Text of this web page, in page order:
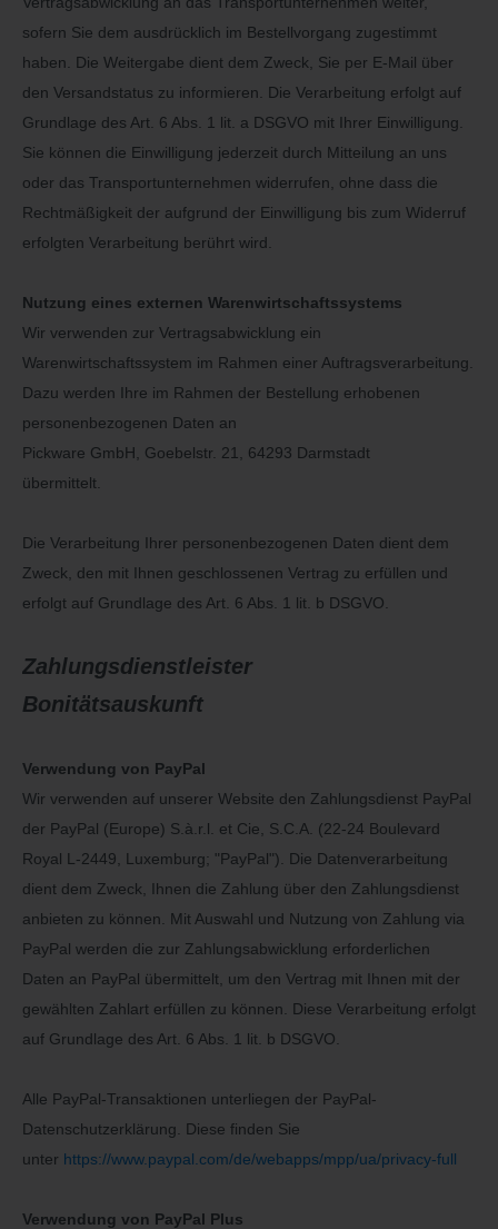
sofern Sie dem ausdrücklich im Bestellvorgang zugestimmt
haben. Die Weitergabe dient dem Zweck, Sie per E-Mail über
den Versandstatus zu informieren. Die Verarbeitung erfolgt auf
Grundlage des Art. 6 Abs. 1 lit. a DSGVO mit Ihrer Einwilligung.
Sie können die Einwilligung jederzeit durch Mitteilung an uns
oder das Transportunternehmen widerrufen, ohne dass die
Rechtmäßigkeit der aufgrund der Einwilligung bis zum Widerruf
erfolgten Verarbeitung berührt wird.
Nutzung eines externen Warenwirtschaftssystems
Wir verwenden zur Vertragsabwicklung ein
Warenwirtschaftssystem im Rahmen einer Auftragsverarbeitung.
Dazu werden Ihre im Rahmen der Bestellung erhobenen
personenbezogenen Daten an
Pickware GmbH, Goebelstr. 21, 64293 Darmstadt
übermittelt.
Die Verarbeitung Ihrer personenbezogenen Daten dient dem
Zweck, den mit Ihnen geschlossenen Vertrag zu erfüllen und
erfolgt auf Grundlage des Art. 6 Abs. 1 lit. b DSGVO.
Zahlungsdienstleister
Bonitätsauskunft
Verwendung von PayPal
Wir verwenden auf unserer Website den Zahlungsdienst PayPal
der PayPal (Europe) S.à.r.l. et Cie, S.C.A. (22-24 Boulevard
Royal L-2449, Luxemburg; "PayPal"). Die Datenverarbeitung
dient dem Zweck, Ihnen die Zahlung über den Zahlungsdienst
anbieten zu können. Mit Auswahl und Nutzung von Zahlung via
PayPal werden die zur Zahlungsabwicklung erforderlichen
Daten an PayPal übermittelt, um den Vertrag mit Ihnen mit der
gewählten Zahlart erfüllen zu können. Diese Verarbeitung erfolgt
auf Grundlage des Art. 6 Abs. 1 lit. b DSGVO.
Alle PayPal-Transaktionen unterliegen der PayPal-
Datenschutzerklärung. Diese finden Sie
unter https://www.paypal.com/de/webapps/mpp/ua/privacy-full
Verwendung von PayPal Plus